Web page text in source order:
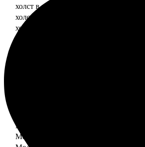
холст в раме 20х30
холст в раме 30х30
холст в раме 30х40
Модульный холст из трех частей 30х40
Модульный холст из двух частей 40х40